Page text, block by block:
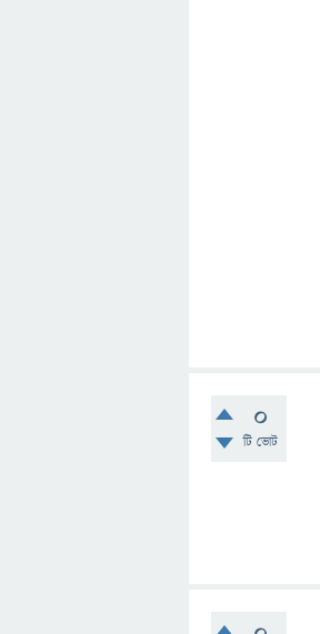
0
টি ভোট